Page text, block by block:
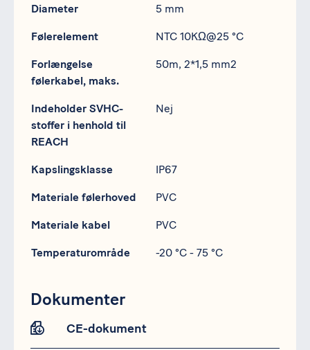
Diameter 5 mm
Følerelement NTC 10KΩ@25 °C
Forlængelse
følerkabel, maks.
50m, 2*1,5 mm2
Indeholder SVHC-
stoffer i henhold til
REACH
Nej
Kapslingsklasse IP67
Materiale følerhoved PVC
Materiale kabel PVC
Temperaturområde -20 °C - 75 °C
Dokumenter
CE-dokument